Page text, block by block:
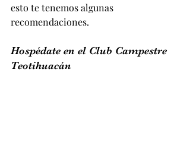
esto te tenemos algunas
recomendaciones.
Hospédate en el Club Campestre
Teotihuacán